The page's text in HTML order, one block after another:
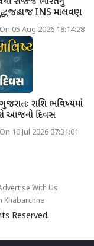
INS માલવણ
05 Aug 2026 18:14:28
રાશિ ભવિષ્યમાં
આજનો દિવસ
10 Jul 2026 07:31:01
With Us
Khabarchhe
Reserved.